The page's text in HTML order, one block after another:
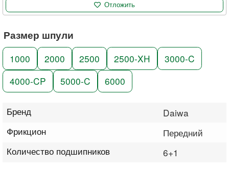
Размер шпули
1000 2000 2500 2500-XH
3000-C
4000-CP
5000-C 6000
Бренд
Daiwa
Фрикцион
Передний
Количество подшипников
6+1
Отложить